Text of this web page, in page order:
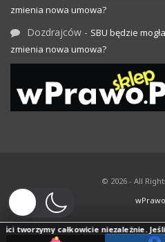
zmienia nowa umowa?
Dozdrajców - SBU będzie
zmienia nowa umowa?
© 2026 - All
tworzymy całkowicie niezależnie. Jeśli